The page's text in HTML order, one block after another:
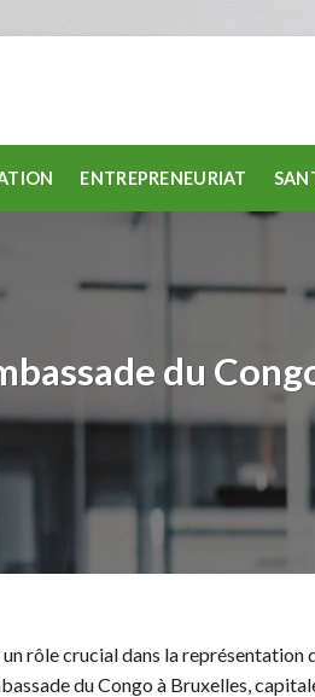
ENTREPRENEURIAT
du
rôle crucial dans la
du Congo à Bruxelles,